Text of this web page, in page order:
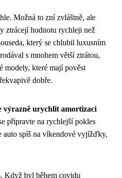
Možná to zní zvláštně, ale
ztrácejí hodnotu rychleji než
který se chlubil luxusním
s mnohem větší ztrátou,
modely, které mají pověst
dobře.
výrazně urychlit amortizaci
připravte na rychlejší pokles
auto spíš na víkendové vyjížďky,
Když byl během covidu